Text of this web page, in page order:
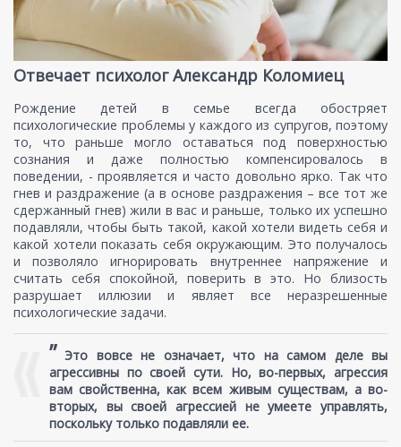
Отвечает психолог Александр Коломиец
Рождение детей в семье всегда обостряет
психологические проблемы у каждого из супругов, поэтому
то, что раньше могло оставаться под поверхностью
сознания и даже полностью компенсировалось в
поведении, - проявляется и часто довольно ярко. Так что
гнев и раздражение (а в основе раздражения – все тот же
сдержанный гнев) жили в вас и раньше, только их успешно
подавляли, чтобы быть такой, какой хотели видеть себя и
какой хотели показать себя окружающим. Это получалось
и позволяло игнорировать внутреннее напряжение и
считать себя спокойной, поверить в это. Но близость
разрушает иллюзии и являет все неразрешенные
психологические задачи.
” Это вовсе не означает, что на самом деле вы
агрессивны по своей сути. Но, во-первых, агрессия
вам свойственна, как всем живым существам, а во-
вторых, вы своей агрессией не умеете управлять,
поскольку только подавляли ее.